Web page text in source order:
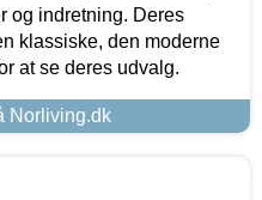
og indretning. Deres
klassiske, den moderne
at se deres udvalg.
Norliving.dk